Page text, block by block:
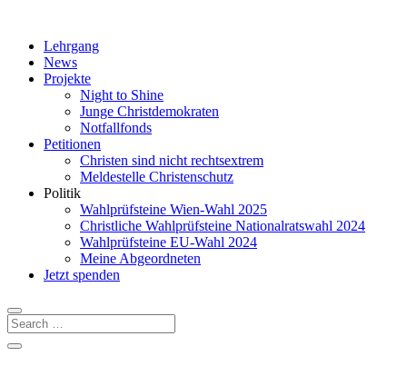
Lehrgang
News
Projekte
Night to Shine
Junge Christdemokraten
Notfallfonds
Petitionen
Christen sind nicht rechtsextrem
Meldestelle Christenschutz
Politik
Wahlprüfsteine Wien-Wahl 2025
Christliche Wahlprüfsteine Nationalratswahl 2024
Wahlprüfsteine EU-Wahl 2024
Meine Abgeordneten
Jetzt spenden